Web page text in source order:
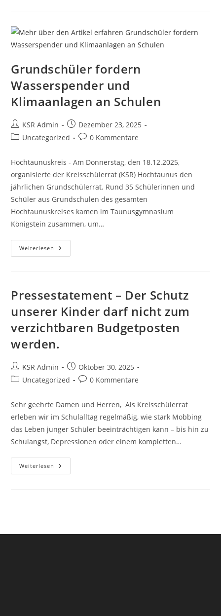
Kritisieren
Chaotischen
Distanzunterricht.
Grundschüler fordern
Wasserspender und
Klimaanlagen an Schulen
Beitrags-
Autor:
KSR Admin
Beitrag
veröffentlicht:
Dezember 23, 2025
Beitrags-
Uncategorized
Beitrags-
0 Kommentare
Hochtaunuskreis - Am Donnerstag, den 18.12.2025,
organisierte der Kreisschülerrat (KSR) Hochtaunus den
jährlichen Grundschülerrat. Rund 35 Schülerinnen und
Schüler aus Grundschulen des gesamten
Hochtaunuskreises kamen im Taunusgymnasium
Königstein zusammen, um…
Weiterlesen Grundschüler
Fordern
Schulen
Pressestatement – Der Schutz
unserer Kinder darf nicht zum
verzichtbaren Budgetposten
werden.
Beitrags-
Autor:
KSR Admin
Beitrag
veröffentlicht:
Oktober 30, 2025
Beitrags-
Uncategorized
Beitrags-
0 Kommentare
Sehr geehrte Damen und Herren, Als Kreisschülerrat
erleben wir im Schulalltag regelmäßig, wie stark Mobbing
das Leben junger Schüler beeinträchtigen kann – bis hin zu
Schulangst, Depressionen oder einem kompletten…
Weiterlesen Pressestatement
–
Budgetposten